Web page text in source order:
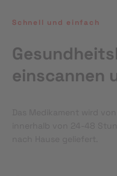
Schnell und einfach
einscannen